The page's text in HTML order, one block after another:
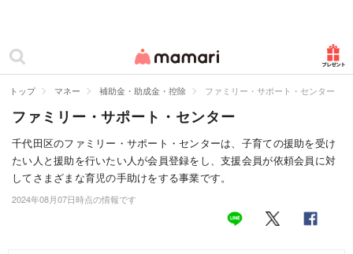
ママリ
カテゴリー一覧
妊娠
出産
赤ちゃん・育児
トップ マネー 補助金・助成金・控除 ファミリー・サポート・センター
ファミリー・サポート・センター
千代田区のファミリー・サポート・センターは、子育ての援助を受け
たい人と援助を行いたい人が会員登録をし、支援会員が依頼会員に対
してさまざまな育児の手助けをする事業です。
2024年08月07日時点の情報です